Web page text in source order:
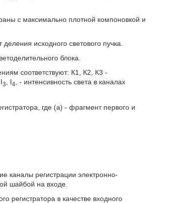
с максимально плотной компоновкой и
исходного светового пучка.
блока.
соответствуют: К1, К2, К3 -
, I3 , I4
, - интенсивность света в каналах
где (а) - фрагмент первого и
каналы регистрации электронно-
шайбой на входе.
регистратора в качестве входного